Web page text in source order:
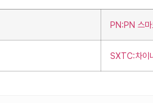
PN:PN 스마
SXTC:차이